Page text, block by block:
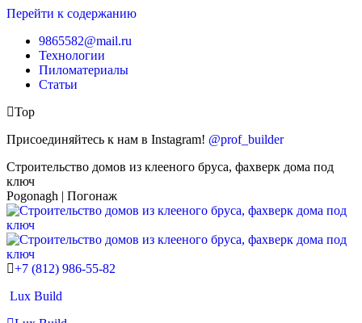
Перейти к содержанию
9865582@mail.ru
Технологии
Пиломатериалы
Статьи
Top
Присоединяйтесь к нам в Instagram! @prof_builder
Строительство домов из клееного бруса, фахверк дома под
ключ
Pogonagh | Погонаж
+7 (812) 986-55-82
Lux Build